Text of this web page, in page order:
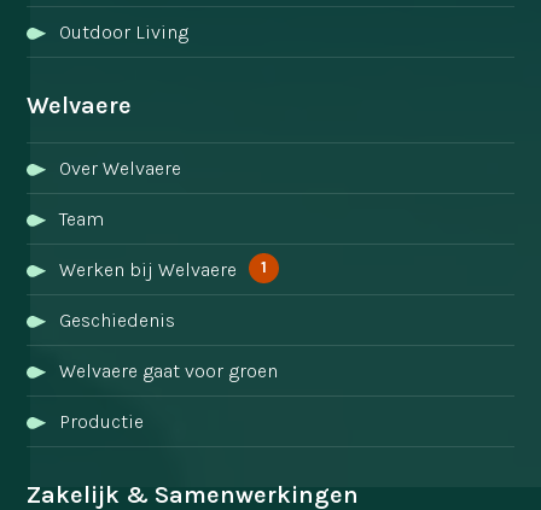
Outdoor Living
Welvaere
Over Welvaere
Team
Werken bij Welvaere 1
Geschiedenis
Welvaere gaat voor groen
Productie
Zakelijk & Samenwerkingen